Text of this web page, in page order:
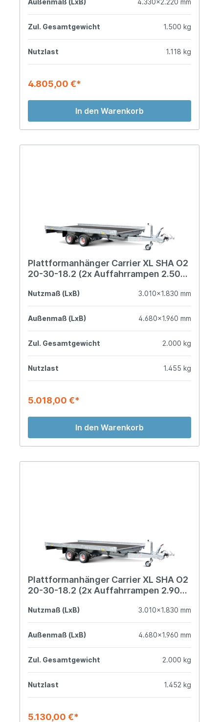
Außenmaß (LxB) 4.330x2.220 mm
Zul. Gesamtgewicht 1.500 kg
Nutzlast 1.118 kg
4.805,00 €*
In den Warenkorb
Plattformanhänger Carrier XL SHA O2
20-30-18.2 (2x Auffahrrampen 2.500
Nutzmaß (LxB) 3.010x1.830 mm
Außenmaß (LxB) 4.680x1.960 mm
Zul. Gesamtgewicht 2.000 kg
Nutzlast 1.455 kg
5.018,00 €*
In den Warenkorb
Plattformanhänger Carrier XL SHA O2
20-30-18.2 (2x Auffahrrampen 2.900
Nutzmaß (LxB) 3.010x1.830 mm
Außenmaß (LxB) 4.680x1.960 mm
Zul. Gesamtgewicht 2.000 kg
Nutzlast 1.452 kg
5.130,00 €*